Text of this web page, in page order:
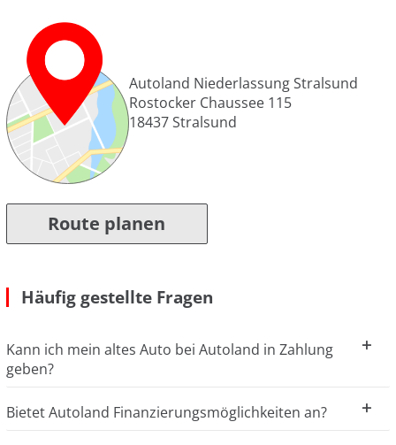
Autoland Niederlassung Stralsund
Rostocker Chaussee 115
18437Stralsund
Route planen
Häufig gestellte Fragen
Kann ich mein altes Auto bei Autoland in Zahlung
geben?
Bietet Autoland Finanzierungsmöglichkeiten an?